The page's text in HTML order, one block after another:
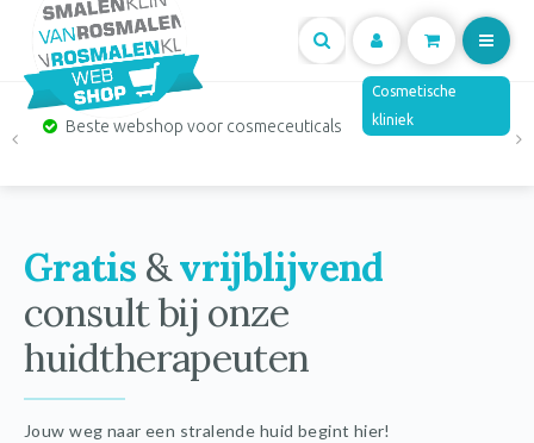
Mijn
account
Cosmetische
kliniek
Beste webshop voor cosmeceuticals
Gratis &vrijblijvend
consult bij onze
huidtherapeuten
Jouw weg naar een stralende huid begint hier!